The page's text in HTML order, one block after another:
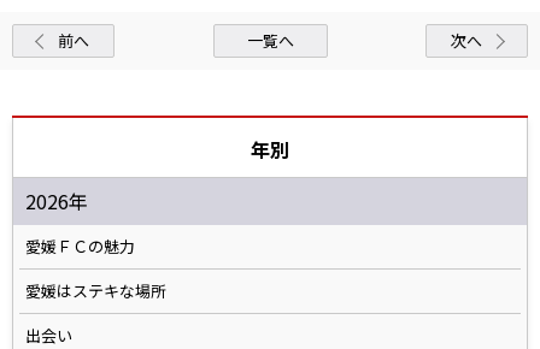
前へ 一覧へ 次へ
年別
2026年
愛媛ＦＣの魅力
愛媛はステキな場所
出会い